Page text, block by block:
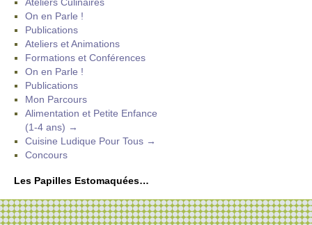
On en Parle !
Publications
Ateliers et Animations
Formations et Conférences
On en Parle !
Publications
Mon Parcours
Alimentation et Petite Enfance
(1-4 ans) →
Cuisine Ludique Pour Tous →
Concours
Les Papilles Estomaquées…